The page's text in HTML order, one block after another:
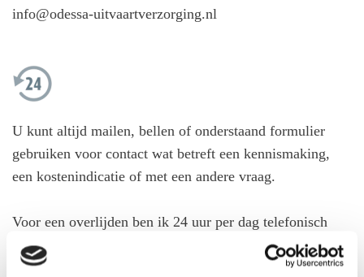
info@odessa-uitvaartverzorging.nl
U kunt altijd mailen, bellen of onderstaand formulier
gebruiken voor contact wat betreft een kennismaking,
een kostenindicatie of met een andere vraag.
Voor een overlijden ben ik 24 uur per dag telefonisch
bereikbaar op 06 – 138 96 144
Het kan zijn dat ik niet bereikbaar ben op het moment